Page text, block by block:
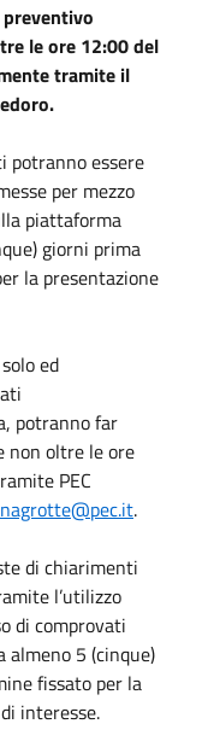
le ore 12:00 del
tramite il
potranno essere
per mezzo
piattaforma
giorni prima
la presentazione
ed
potranno far
non oltre le ore
PEC
.
di chiarimenti
l’utilizzo
di comprovati
5 (cinque)
fissato per la
interesse.